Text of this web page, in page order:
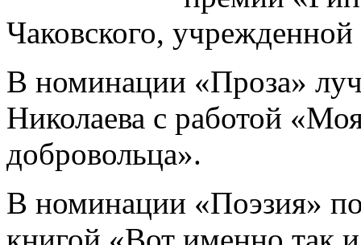
Чаковского,
В номинации «Проза»
Николаева с работой
добровольца».
В номинации «Поэзия»